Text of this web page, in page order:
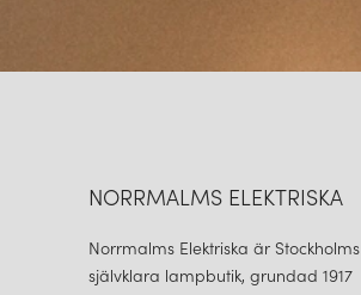
NORRMALMS ELEKTRISKA
Norrmalms Elektriska är Stockholms
självklara lampbutik, grundad 1917